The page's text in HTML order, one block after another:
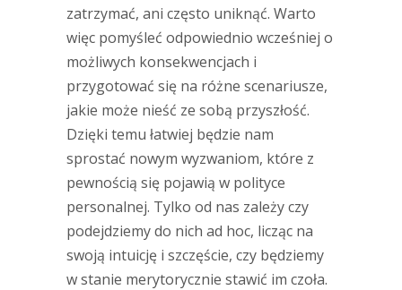
zatrzymać, ani często uniknąć. Warto
więc pomyśleć odpowiednio wcześniej o
możliwych konsekwencjach i
przygotować się na różne scenariusze,
jakie może nieść ze sobą przyszłość.
Dzięki temu łatwiej będzie nam
sprostać nowym wyzwaniom, które z
pewnością się pojawią w polityce
personalnej. Tylko od nas zależy czy
podejdziemy do nich ad hoc, licząc na
swoją intuicję i szczęście, czy będziemy
w stanie merytorycznie stawić im czoła.